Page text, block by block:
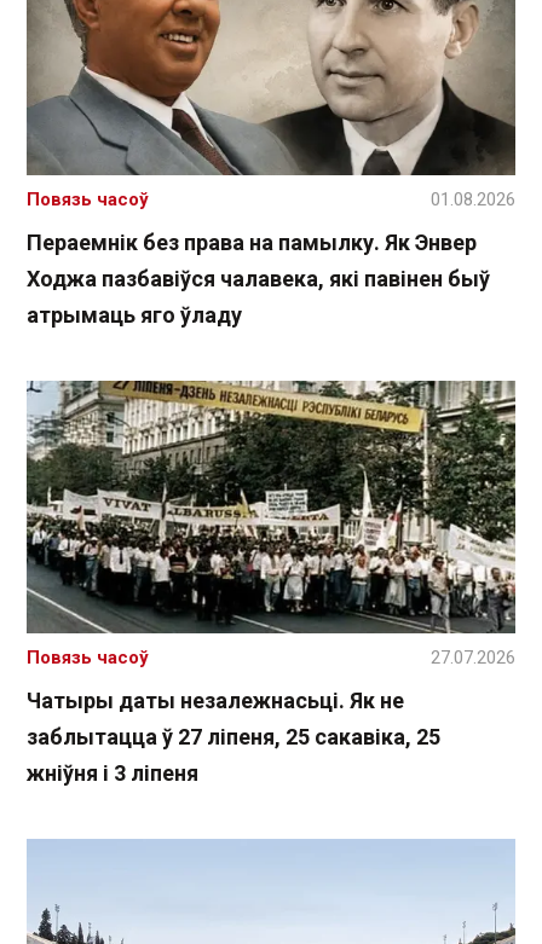
Пераемнік без права на памылку. Як Энвер
Ходжа пазбавіўся чалавека, які павінен быў
атрымаць яго ўладу
Повязь часоў 01.08.2026
Чатыры даты незалежнасьці. Як не
заблытацца ў 27 ліпеня, 25 сакавіка, 25
жніўня і 3 ліпеня
Повязь часоў 27.07.2026